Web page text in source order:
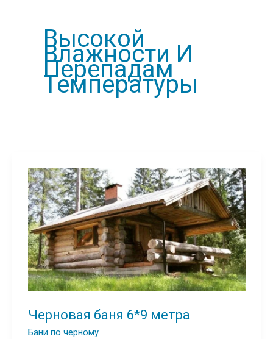
Высокой
Влажности И
Перепадам
Температуры
Черновая баня 6*9 метра
Бани по черному